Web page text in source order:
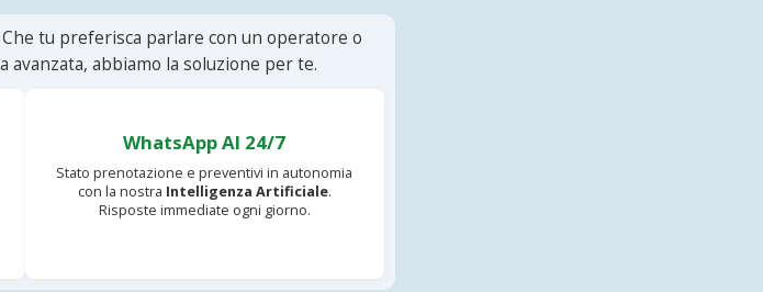
tu preferisca parlare con un operatore o
abbiamo la soluzione per te.
WhatsApp AI 24/7
Stato prenotazione e preventivi in autonomia
con la nostra Intelligenza Artificiale.
Risposte immediate ogni giorno.